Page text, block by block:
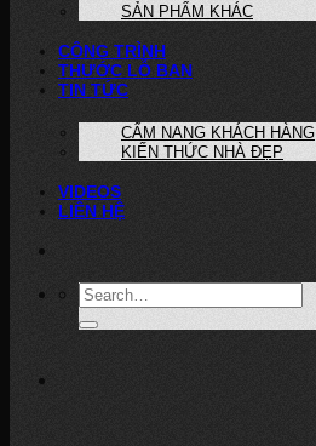
SẢN PHẨM KHÁC
CÔNG TRÌNH
THƯỚC LỖ BAN
TIN TỨC
CẨM NANG KHÁCH HÀNG
KIẾN THỨC NHÀ ĐẸP
VIDEOS
LIÊN HỆ